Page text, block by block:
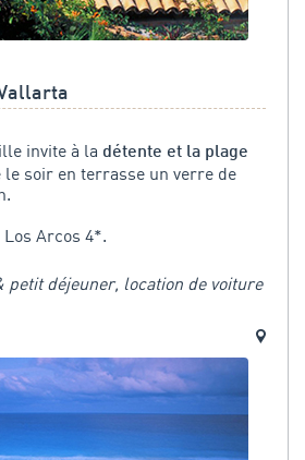
invite à la détente et la plage
le soir en terrasse un verre de
Arcos 4*.
déjeuner, location de voiture